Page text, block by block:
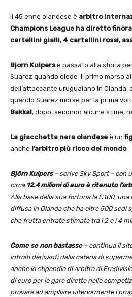
Il 45 enne olandese è arbitro
Champions League ha diretto
cartellini gialli, 4 cartellini rossi,
Bjorn Kuipersè passato alla storia
Suarez quando diede il primo morso
dell’attaccante uruguaiano in Olanda,
quando Suarez morse per la prima
Bakkal, dopo, secondo alcune stime,
La giacchetta nera olandese è un
anche l’arbitro più ricco del mondo.
Björn Kuipers – scrive Sky Sport – con
circa 12.4 milioni di euro è ritenuto
Alla base della sua fortuna la C100,
diffusa in Olanda che ha oltre 500 sedi
che frutta entrate stimate tra i 2 e i 4
Come se non bastasse– continua il
introiti derivanti dalla catena di
anche lo stipendio di arbitro di
di euro per le gare dirette nelle
provare ad ampliare ulteriormente i